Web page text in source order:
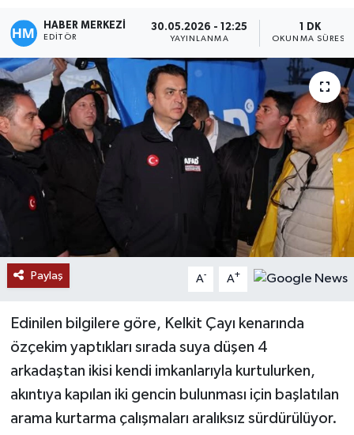
HABER MERKEZİ
EDITÖR
30.05.2026 - 12:25
YAYINLANMA
1 DK
OKUNMA SÜRESI
Paylaş A- A+
Edinilen bilgilere göre, Kelkit Çayı kenarında
özçekim yaptıkları sırada suya düşen 4
arkadaştan ikisi kendi imkanlarıyla kurtulurken,
akıntıya kapılan iki gencin bulunması için başlatılan
arama kurtarma çalışmaları aralıksız sürdürülüyor.